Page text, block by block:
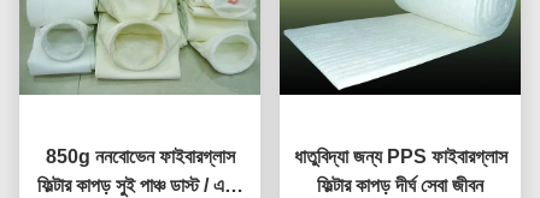
850g ননবোভেন ফাইবারগ্লাস
ফিল্টার কাপড় সুই পাঞ্চ ডাস্ট / এয়ার
ধাতুবিদ্যা জন্য PPS ফাইবারগ্লাস
ফিল্টার কাপড় দীর্ঘ সেবা জীবন